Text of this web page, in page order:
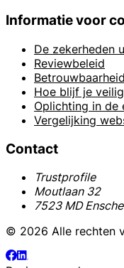
Informatie voor
De zekerheden
Reviewbeleid
Hoe blijf je
Oplichting in de
Vergelijking
Contact
Trustprofile
Moutlaan 32
7523 MD
© 2026 Alle rechten